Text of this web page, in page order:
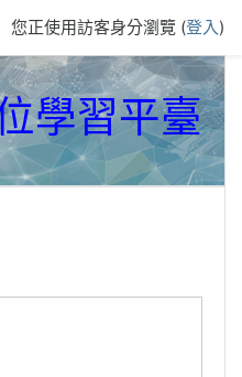
您正使用訪客身分瀏覽 (登入)
學習平臺